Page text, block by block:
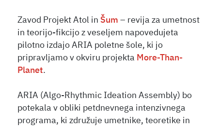
Zavod Projekt Atol in Šum – revija za umetnost
in teorijo-fikcijo z veseljem napovedujeta
pilotno izdajo ARIA poletne šole, ki jo
pripravljamo v okviru projekta More-Than-
Planet.
ARIA (Algo-Rhythmic Ideation Assembly) bo
potekala v obliki petdnevnega intenzivnega
programa, ki združuje umetnike, teoretike in